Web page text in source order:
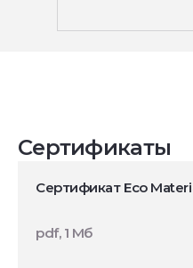
Сертификаты
Сертификат Eco
pdf, 1 Мб